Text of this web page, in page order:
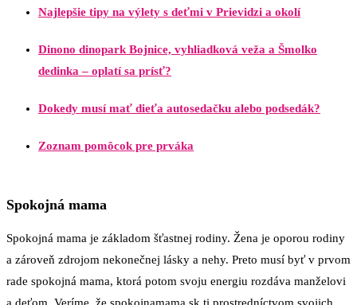
Najlepšie tipy na výlety s deťmi v Prievidzi a okolí
Dinono dinopark Bojnice, vyhliadková veža a Šmolko
dedinka – oplatí sa prísť?
Dokedy musí mať dieťa autosedačku alebo podsedák?
Zoznam pomôcok pre prváka
Spokojná mama
Spokojná mama je základom šťastnej rodiny. Žena je oporou rodiny
a zároveň zdrojom nekonečnej lásky a nehy. Preto musí byť v prvom
rade spokojná mama, ktorá potom svoju energiu rozdáva manželovi
a deťom. Veríme, že spokojnamama.sk ti prostredníctvom svojich